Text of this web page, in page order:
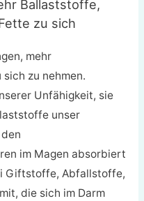
Ballaststoffe,
zu sich
mehr
zu nehmen.
Unfähigkeit, sie
unser
im Magen absorbiert
Giftstoffe, Abfallstoffe,
die sich im Darm